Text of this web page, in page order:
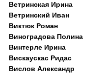
Ветринская Ирина
Ветринский Иван
Виктюк Роман
Виноградова Полина
Винтерле Ирина
Вискаускас Ридас
Вислов Александр